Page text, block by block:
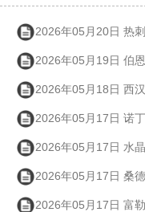
2026年05月20日 热刺VS
2026年05月19日 伯恩利
2026年05月18日 西汉姆联
2026年05月17日 诺丁汉森
2026年05月17日 水晶宫VS
2026年05月17日 桑德兰
2026年05月17日 富勒姆